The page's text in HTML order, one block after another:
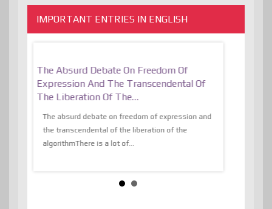
IMPORTANT ENTRIES IN ENGLISH
The Absurd Debate On Freedom Of
Expression And The Transcendental Of
The Liberation Of The…
The absurd debate on freedom of expression and
the transcendental of the liberation of the
algorithmThere is a lot of...